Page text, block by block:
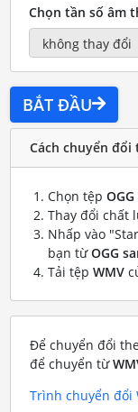
Chọn tần số âm
BẮT ĐẦU
Cách chuyển đổi
Chọn tệp OGG
Thay đổi chất
Nhấp vào
bạn từOGG
Tải tệp WMV
Để chuyển đổi
để chuyển từ
Trình chuyển đổi